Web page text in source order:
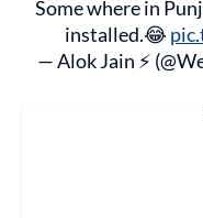
Some where in
installed.😂
— Alok Jain ⚡